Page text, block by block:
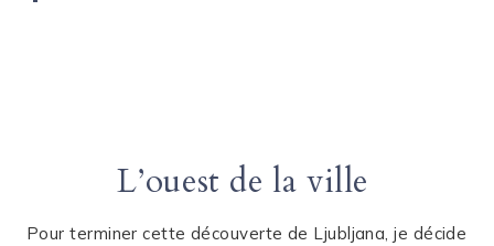
L’ouest de la ville
Pour terminer cette découverte de Ljubljana, je décide